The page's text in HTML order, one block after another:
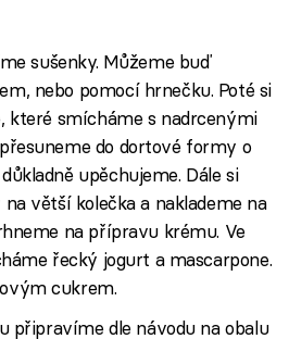
sušenky. Můžeme buď
nebo pomocí hrnečku. Poté si
které smícháme s nadrcenými
do dortové formy o
upěchujeme. Dále si
větší kolečka a naklademe na
na přípravu krému. Ve
řecký jogurt a mascarpone.
cukrem.
připravíme dle návodu na obalu